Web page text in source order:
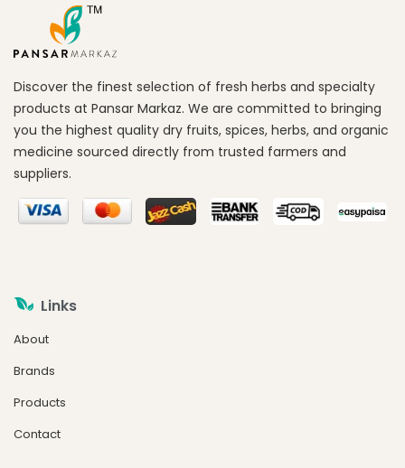
Discover the finest selection of fresh herbs and specialty
products at Pansar Markaz. We are committed to bringing
you the highest quality dry fruits, spices, herbs, and organic
medicine sourced directly from trusted farmers and
suppliers.
Links
About
Brands
Products
Contact